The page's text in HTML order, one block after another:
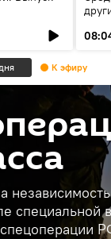
К эфиру
специальной